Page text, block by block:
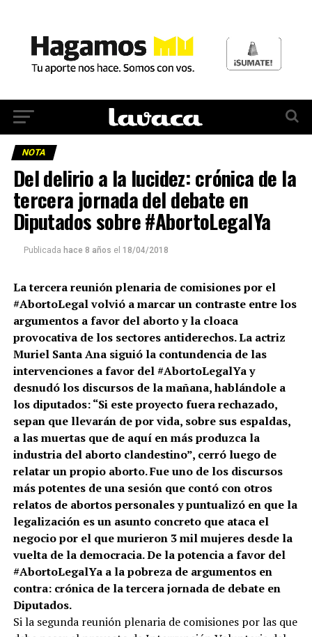
NOTA
Del delirio a la lucidez: crónica de la
tercera jornada del debate en
Diputados sobre #AbortoLegalYa
Publicada hace 8 años el 18/04/2018
La tercera reunión plenaria de comisiones por el
#AbortoLegal volvió a marcar un contraste entre los
argumentos a favor del aborto y la cloaca
provocativa de los sectores antiderechos. La actriz
Muriel Santa Ana siguió la contundencia de las
intervenciones a favor del #AbortoLegalYa y
desnudó los discursos de la mañana, hablándole a
los diputados: “Si este proyecto fuera rechazado,
sepan que llevarán de por vida, sobre sus espaldas,
a las muertas que de aquí en más produzca la
industria del aborto clandestino”, cerró luego de
relatar un propio aborto. Fue uno de los discursos
más potentes de una sesión que contó con otros
relatos de abortos personales y puntualizó en que la
legalización es un asunto concreto que ataca el
negocio por el que murieron 3 mil mujeres desde la
vuelta de la democracia. De la potencia a favor del
#AbortoLegalYa a la pobreza de argumentos en
contra: crónica de la tercera jornada de debate en
Diputados.
Si la segunda reunión plenaria de comisiones por las que